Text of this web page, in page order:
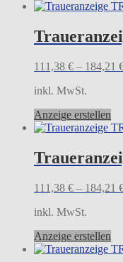
111,38 € – 184,21
inkl. MwSt.
Anzeige erstellen
auf
der
111,38 € – 184,21
inkl. MwSt.
Anzeige erstellen